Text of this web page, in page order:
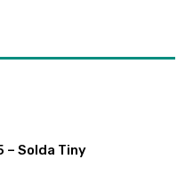
– Solda Tiny